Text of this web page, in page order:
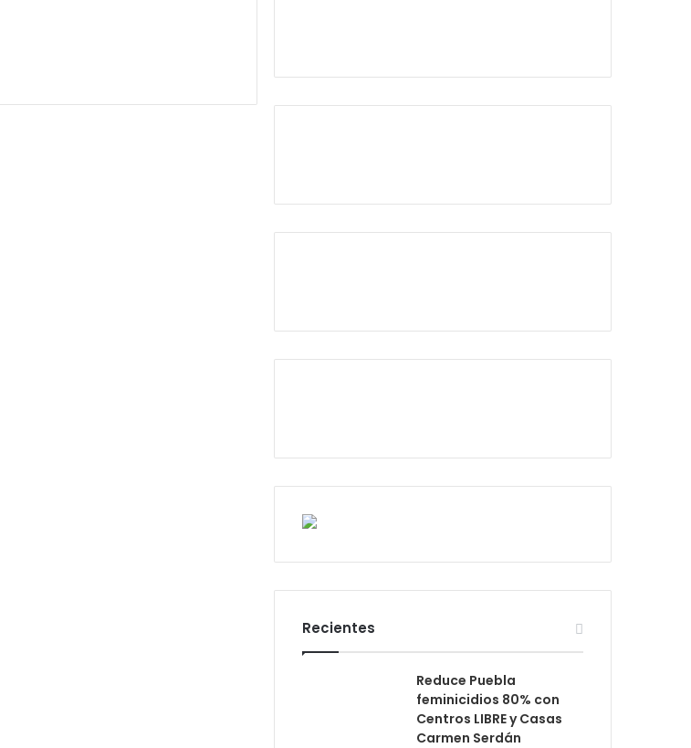
Recientes
Reduce Puebla
feminicidios 80% con
Centros LIBRE y Casas
Carmen Serdán